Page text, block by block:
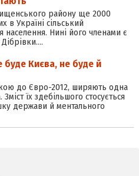
району ще 2000
в Україні сільський
населення. Нині його членами є
Дібрівки.…
буде Києва, не буде й
до Євро-2012, ширяють одна
їх здебільшого стосується
держави й ментального